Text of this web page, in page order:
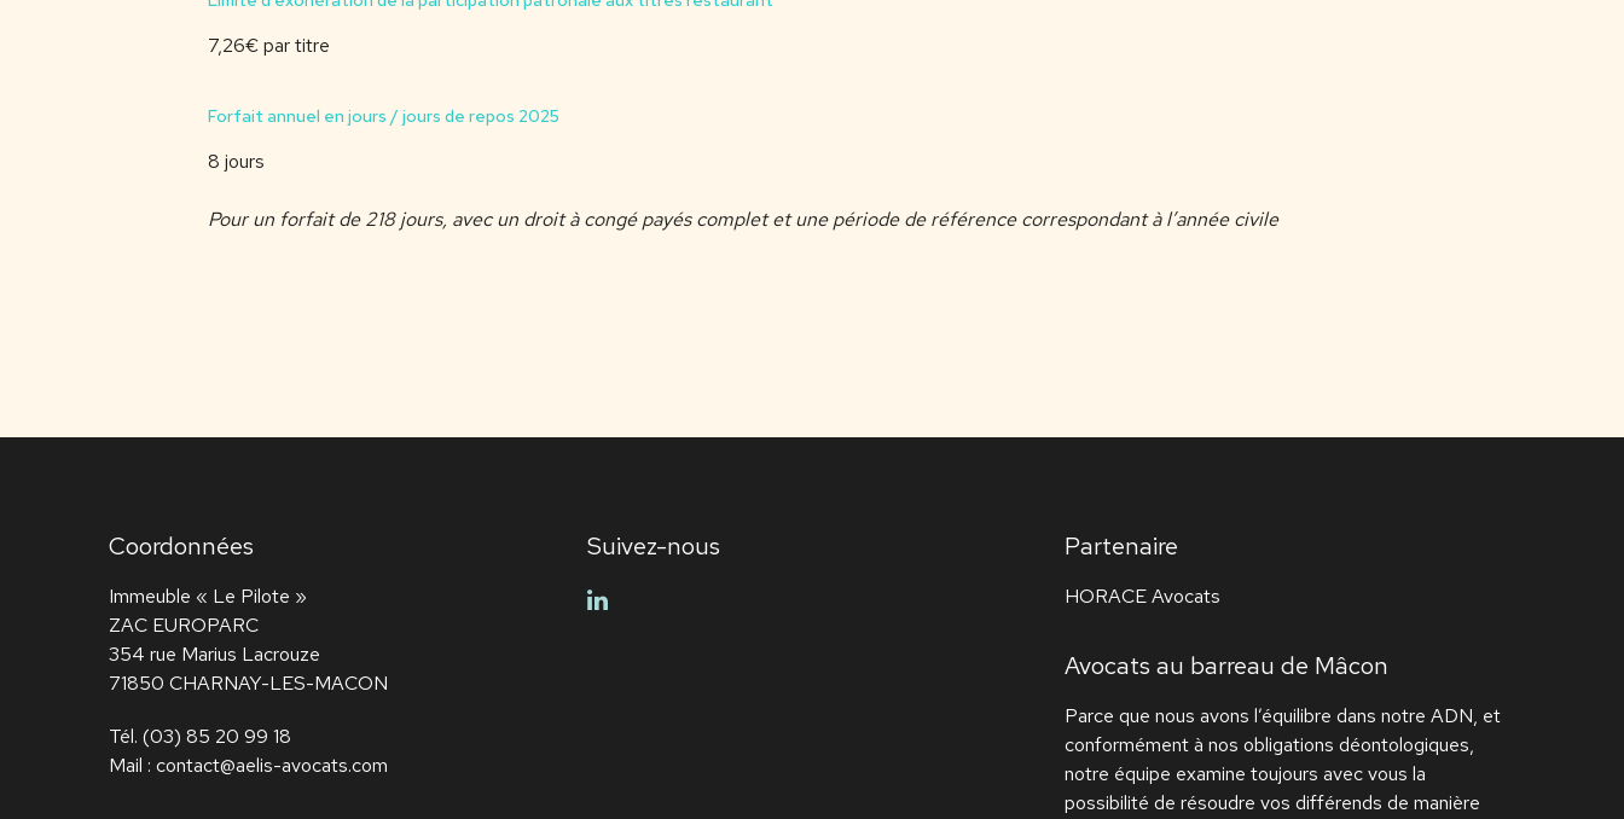
7,26€ par titre
Forfait annuel en jours / jours de repos 2025
8 jours
Pour un forfait de 218 jours, avec un droit à congé payés complet et une période de référence correspondant à l’année civile
Coordonnées
Immeuble « Le Pilote »
ZAC EUROPARC
354 rue Marius Lacrouze
71850 CHARNAY-LES-MACON
Tél. (03) 85 20 99 18
Mail : contact@aelis-avocats.com
Suivez-nous
linkedin
Partenaire
HORACE Avocats
Avocats au barreau de Mâcon
Parce que nous avons l’équilibre dans notre ADN, et
conformément à nos obligations déontologiques,
notre équipe examine toujours avec vous la
possibilité de résoudre vos différends de manière